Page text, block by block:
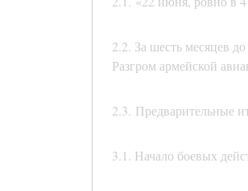
2.2. За шесть месяцев
Разгром армейской
2.3. Предварительные
3.1. Начало боевых